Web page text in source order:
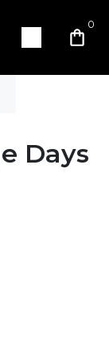
0
Days